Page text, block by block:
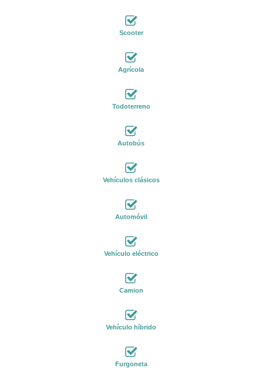
Scooter
Agrícola
Todoterreno
Autobús
Vehículos clásicos
Automóvil
Vehículo eléctrico
Camion
Vehículo híbrido
Furgoneta